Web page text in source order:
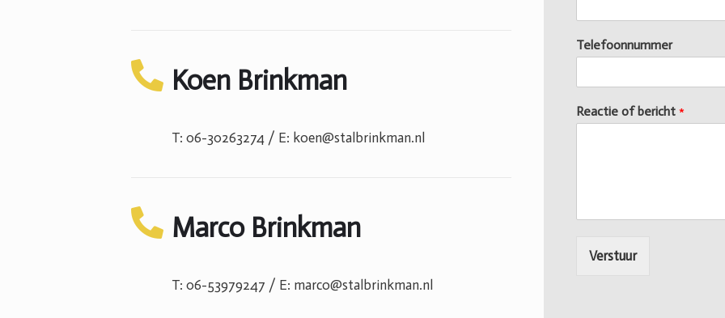
Koen Brinkman
T: 06-30263274 / E: koen@stalbrinkman.nl
Marco Brinkman
T: 06-53979247 / E: marco@stalbrinkman.nl
Telefoonnummer
Reactie of bericht *
Verstuur